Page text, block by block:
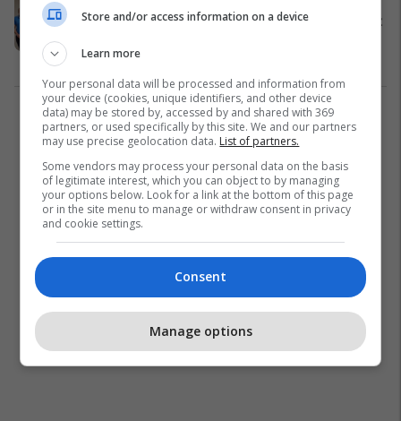
sekuestrohen pasuritë e të dënuarit
Shqipëri
1
Store and/or access information on a device
Learn more
Your personal data will be processed and information from
your device (cookies, unique identifiers, and other device
data) may be stored by, accessed by and shared with 369
partners, or used specifically by this site. We and our partners
may use precise geolocation data. List of partners.
Some vendors may process your personal data on the basis
of legitimate interest, which you can object to by managing
your options below. Look for a link at the bottom of this page
or in the site menu to manage or withdraw consent in privacy
and cookie settings.
Consent
Manage options